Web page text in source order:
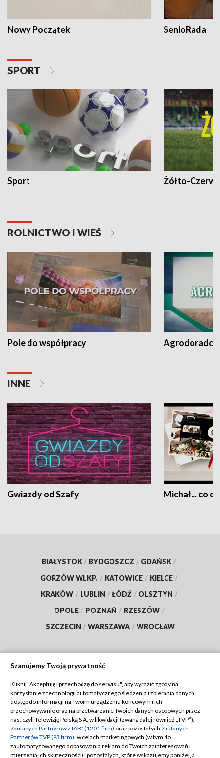
Nowy Początek SenioRada
SPORT
Sport Żółto-
ROLNICTWO I WIEŚ
Pole do współpracy Agrodoradcy
INNE
Gwiazdy od Szafy Michał... co
BIAŁYSTOK / BYDGOSZCZ / GDAŃSK /
GORZÓW WLKP. / KATOWICE / KIELCE /
KRAKÓW / LUBLIN / ŁÓDŹ / OLSZTYN /
OPOLE / POZNAŃ / RZESZÓW /
SZCZECIN / WARSZAWA / WROCŁAW
TVP
Abonament TVP
Emisja w TVP
Centrum informacji TVP
Regulamin TVP
Polityka prywatności
Moje zgody
Szanujemy Twoją prywatność
Kliknij "Akceptuję i przechodzę do serwisu", aby wyrazić zgody na
korzystanie z technologii automatycznego śledzenia i zbierania danych,
dostęp do informacji na Twoim urządzeniu końcowym i ich
przechowywanie oraz na przetwarzanie Twoich danych osobowych przez
nas, czyli Telewizję Polską S.A. w likwidacji (zwaną dalej również „TVP”),
Zaufanych Partnerów z IAB* (1201 firm) oraz pozostałych Zaufanych
Partnerów TVP (93 firm), w celach marketingowych (w tym do
zautomatyzowanego dopasowania reklam do Twoich zainteresowań i
mierzenia ich skuteczności) i pozostałych, które wskazujemy poniżej, a